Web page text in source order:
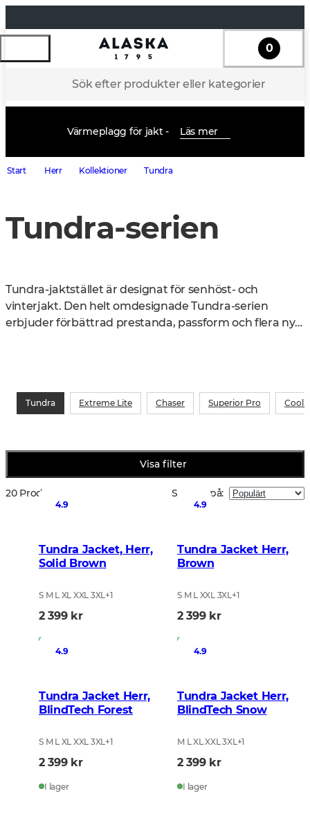
Sök efter produkter eller kategorier
0
Värmeplagg för jakt - Läs mer
Start Herr Kollektioner Tundra
Tundra-serien
Tundra-jaktstället är designat för senhöst- och
vinterjakt. Den helt omdesignade Tundra-serien
erbjuder förbättrad prestanda, passform och flera nya
Tundra Extreme Lite Chaser Superior Pro
Visa filter
20 Produkter Sortera på:
4.9
Tundra Jacket, Herr,
Solid Brown
S M L XL XXL 3XL+1
2 399 kr
4.9
Tundra Jacket Herr,
Brown
S M L XXL 3XL+1
2 399 kr
4.9
Tundra Jacket Herr,
BlindTech Forest
S M L XL XXL 3XL+1
2 399 kr
I lager
4.9
Tundra Jacket Herr,
BlindTech Snow
M L XL XXL 3XL+1
2 399 kr
I lager